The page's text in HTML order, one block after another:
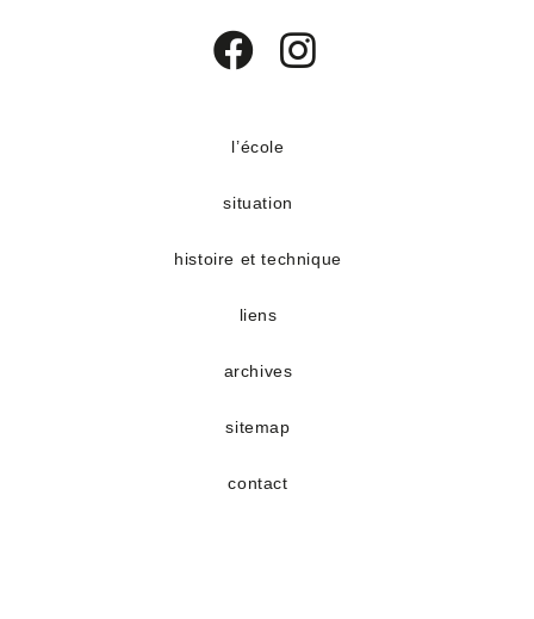
un
onglet
l’école
situation
histoire et technique
liens
archives
sitemap
contact